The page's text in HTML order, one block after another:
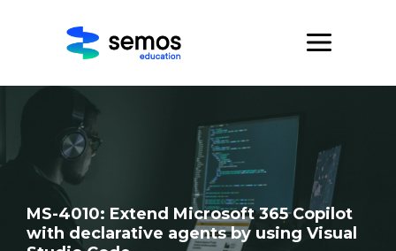
MS-4010: Extend Microsoft 365 Copilot
with declarative agents by using Visual